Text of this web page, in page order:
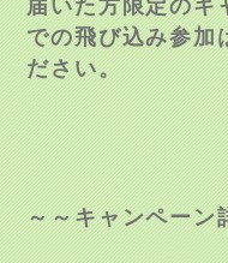
届いた方限定のキ
での飛び込み参加
ださい。
～～キャンペーン